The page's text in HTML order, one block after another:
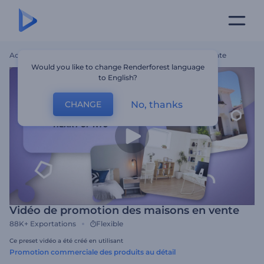
Accueil Vidéo De Promotion Des Maisons En Vente
Vidéo de promotion des maisons en vente
88K+ Exportations Flexible
Ce preset vidéo a été créé en utilisant
Promotion commerciale des produits au détail
Would you like to change Renderforest language
to English?
CHANGE No, thanks